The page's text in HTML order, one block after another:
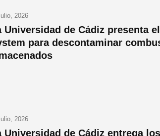
2026
Universidad de Cádiz presenta
para descontaminar
2026
Universidad de Cádiz entrega